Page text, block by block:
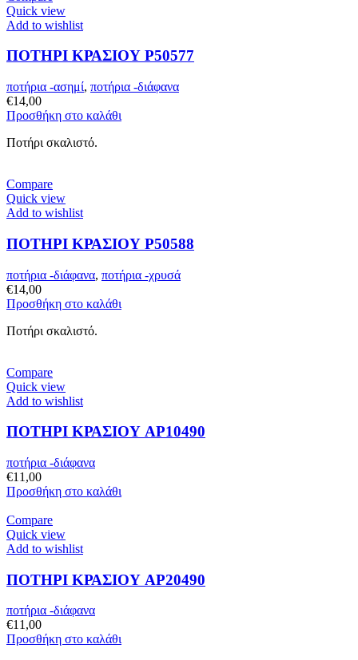
Quick view
Add to wishlist
ΠΟΤΗΡΙ ΚΡΑΣΙΟΥ P50577
ποτήρια -ασημί, ποτήρια -διάφανα
€14,00
Προσθήκη στο καλάθι
Ποτήρι σκαλιστό.
Compare
Quick view
Add to wishlist
ΠΟΤΗΡΙ ΚΡΑΣΙΟΥ P50588
ποτήρια -διάφανα, ποτήρια -χρυσά
€14,00
Προσθήκη στο καλάθι
Ποτήρι σκαλιστό.
Compare
Quick view
Add to wishlist
ΠΟΤΗΡΙ ΚΡΑΣΙΟΥ AP10490
ποτήρια -διάφανα
€11,00
Προσθήκη στο καλάθι
Compare
Quick view
Add to wishlist
ΠΟΤΗΡΙ ΚΡΑΣΙΟΥ AP20490
ποτήρια -διάφανα
€11,00
Προσθήκη στο καλάθι